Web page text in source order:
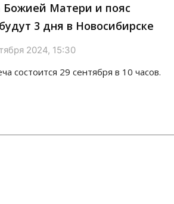
Божией Матери и пояс
3 дня в Новосибирске
2024, 15:30
состоится 29 сентября в 10 часов.